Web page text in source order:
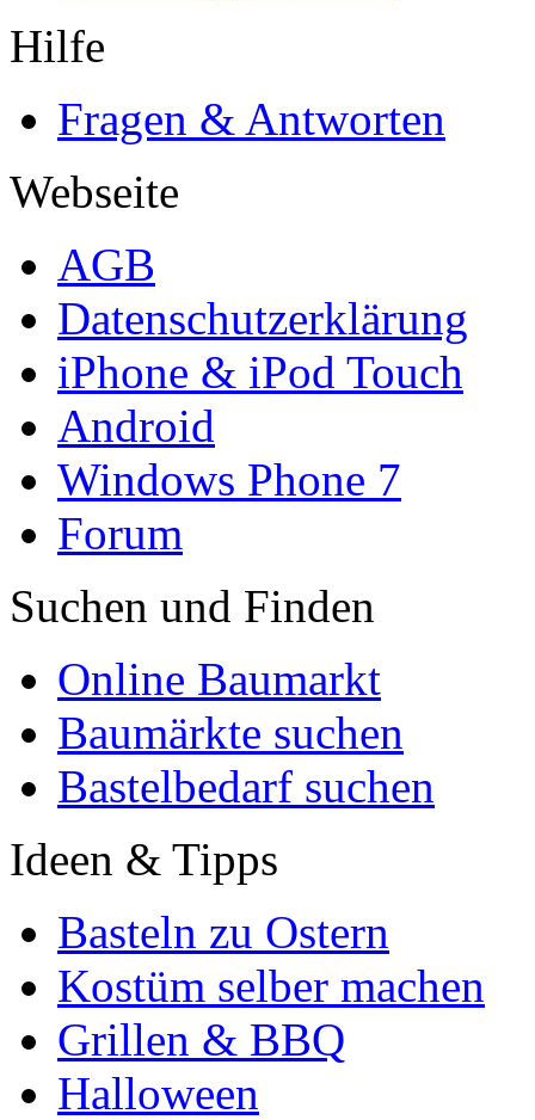
Hilfe
Fragen & Antworten
Webseite
AGB
Datenschutzerklärung
iPhone & iPod Touch
Android
Windows Phone 7
Forum
Suchen und Finden
Online Baumarkt
Baumärkte suchen
Bastelbedarf suchen
Ideen & Tipps
Basteln zu Ostern
Kostüm selber machen
Grillen & BBQ
Halloween